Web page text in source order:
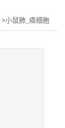
>小鼠肺_癌细胞